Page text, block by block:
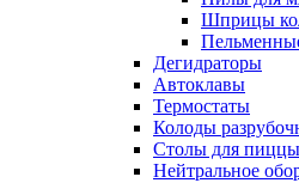
Шприцы
Дегидраторы
Автоклавы
Термостаты
Колоды
Столы для пиццы
Нейтральное